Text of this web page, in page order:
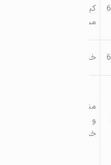
مسجدسلیمان
خیابان صنعت 5
منطقه شعبیه-کشت
و صنعت امام
خمینی